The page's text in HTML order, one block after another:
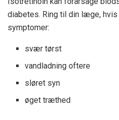
diabetes. Ring til din læge,
symptomer:
svær tørst
vandladning oftere
sløret syn
øget træthed